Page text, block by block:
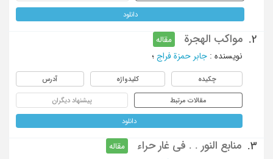
دانلود
2. مواکب الهجرة
مقاله
نویسنده : جابر حمزة فراج ؛
چکیده کلیدواژه آدرس
مقالات مرتبط پیشنهاد دیگران
دانلود
3. منابع النور . . فی غار حراء
مقاله